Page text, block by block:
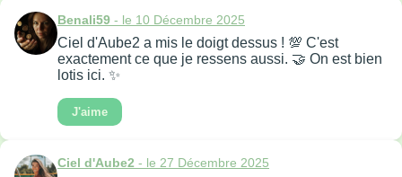
Benali59 - le 10 Décembre 2025
Ciel d'Aube2 a mis le doigt dessus ! 💯 C'est
exactement ce que je ressens aussi. 🤝 On est bien
lotis ici. ✨
J'aime
Ciel d'Aube2 - le 27 Décembre 2025